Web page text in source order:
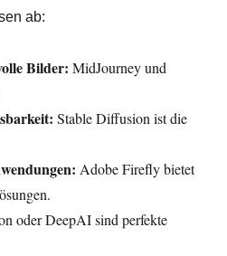
ab:
Bilder: MidJourney und
Stable Diffusion ist die
Adobe Firefly bietet
oder DeepAI sind perfekte